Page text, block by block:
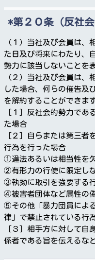
第２０条（反社
（１）当社及び会員は、
た日及び将来にわたり、
勢力に該当しないことを
（２）当社及び会員は、
した場合、何らの催告及
を解約することができます
［１］反社会的勢力であ
た場合
［２］自らまたは第三者
行為を行った場合
①違法あるいは相当性を
②有形力の行使に限定し
③執拗に取引を強要する
④被害者団体など属性の
⑤その他「暴力団員によ
律」で禁止されている行
［３］相手方に対して自
係者である旨を伝えるな